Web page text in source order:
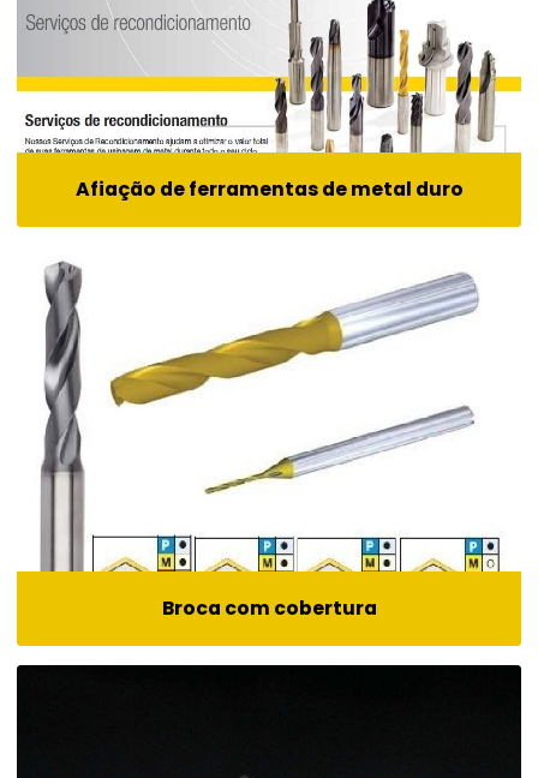
Afiação de ferramentas de metal duro
Broca com cobertura